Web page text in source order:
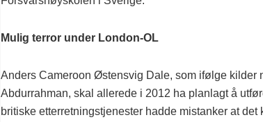
Mulig terror under London-OL
Anders Cameroon Østensvig Dale, som ifølge kilder
Abdurrahman, skal allerede i 2012 ha planlagt å
britiske etterretningstjenester hadde mistanker at